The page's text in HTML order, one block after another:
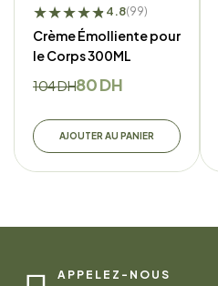
★★★★★
★4.8(99)
Crème Émolliente pour
le Corps 300ML
104DH80DH
AJOUTER AU PANIER
APPELEZ-NOUS